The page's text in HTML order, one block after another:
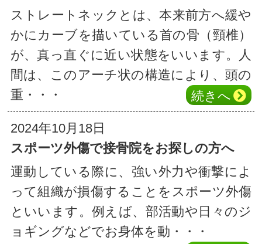
ストレートネックとは、本来前方へ緩や
かにカーブを描いている首の骨（頸椎）
が、真っ直ぐに近い状態をいいます。人
間は、このアーチ状の構造により、頭の
重・・・
続き へ
2024年10月18日
スポーツ外傷で接骨院をお探しの方へ
運動している際に、強い外力や衝撃によ
って組織が損傷することをスポーツ外傷
といいます。例えば、部活動や日々のジ
ョギングなどでお身体を動・・・